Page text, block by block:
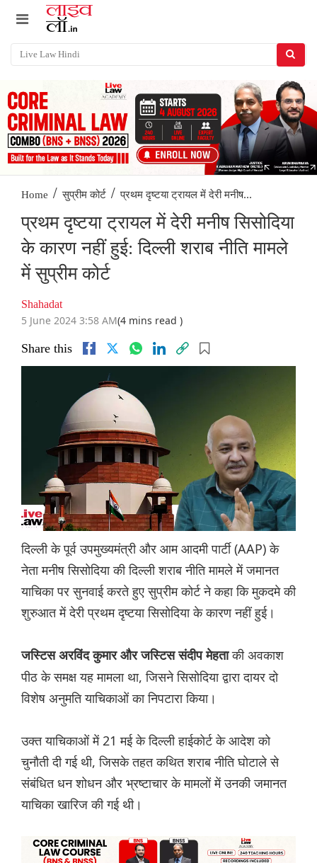
Home / सुप्रीम कोर्ट / प्रथम दृष्टया ट्रायल में देरी मनीष...
प्रथम दृष्टया ट्रायल में देरी मनीष सिसोदिया
के कारण नहीं हुई: दिल्ली शराब नीति मामले
में सुप्रीम कोर्ट
Shahadat
5 June 2024 3:58 AM(4 mins read )
Share this
दिल्ली के पूर्व उपमुख्यमंत्री और आम आदमी पार्टी (AAP) के
नेता मनीष सिसोदिया की दिल्ली शराब नीति मामले में जमानत
याचिका पर सुनवाई करते हुए सुप्रीम कोर्ट ने कहा कि मुकदमे की
शुरुआत में देरी प्रथम दृष्टया सिसोदिया के कारण नहीं हुई।
जस्टिस अरविंद कुमार और जस्टिस संदीप मेहताकी अवकाश
पीठ के समक्ष यह मामला था, जिसने सिसोदिया द्वारा दायर दो
विशेष अनुमति याचिकाओं का निपटारा किया।
उक्त याचिकाओं में 21 मई के दिल्ली हाईकोर्ट के आदेश को
चुनौती दी गई थी, जिसके तहत कथित शराब नीति घोटाले से
संबंधित धन शोधन और भ्रष्टाचार के मामलों में उनकी जमानत
याचिका खारिज की गई थी।